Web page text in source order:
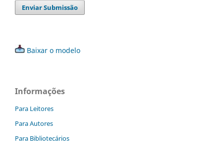
Enviar Submissão
Baixar o modelo
Informações
Para Leitores
Para Autores
Para Bibliotecários